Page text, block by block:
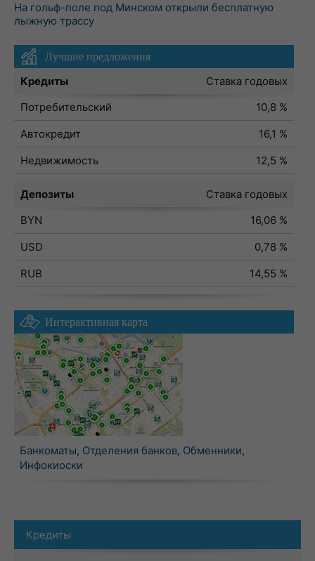
На гольф-поле под Минском открыли бесплатную
лыжную трассу
Лучшие предложения
Кредиты
Ставка годовых
Потребительский
10,8 %
Автокредит
16,1 %
Недвижимость
12,5 %
Депозиты
Ставка годовых
BYN
16,06 %
USD
0,78 %
RUB
14,55 %
Интерактивная карта
Банкоматы, Отделения банков, Обменники,
Инфокиоски
Кредиты